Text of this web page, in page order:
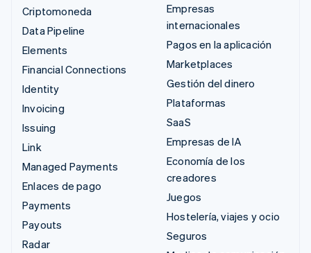
Criptomoneda
Data Pipeline
Elements
Financial Connections
Identity
Invoicing
Issuing
Link
Managed Payments
Enlaces de pago
Payments
Payouts
Radar
Empresas
internacionales
Pagos en la aplicación
Marketplaces
Gestión del dinero
Plataformas
SaaS
Empresas de IA
Economía de los
creadores
Juegos
Hostelería, viajes y ocio
Seguros